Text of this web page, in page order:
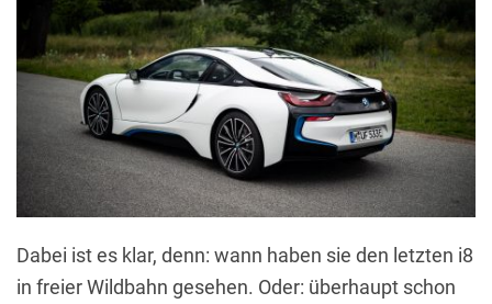
Dabei ist es klar, denn: wann haben sie den letzten i8
in freier Wildbahn gesehen. Oder: überhaupt schon